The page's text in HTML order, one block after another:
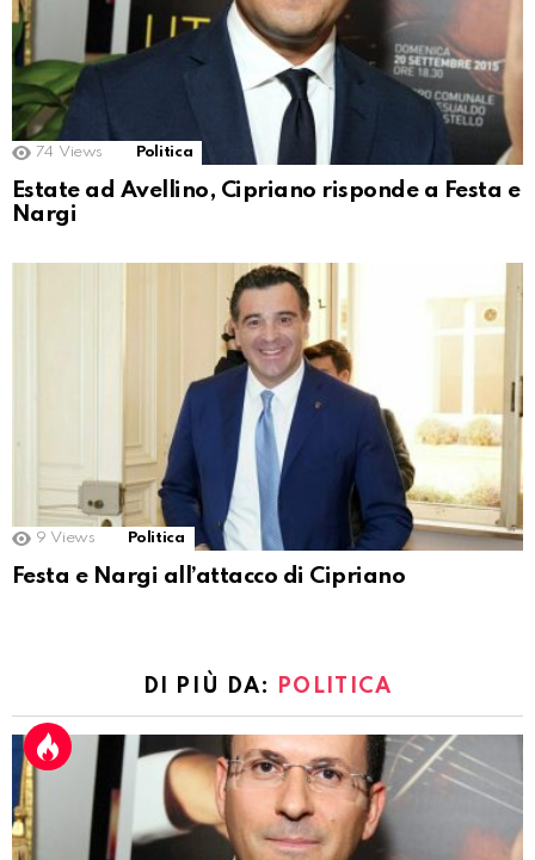
74 Views Politica
Estate ad Avellino, Cipriano risponde a Festa e
Nargi
9 Views Politica
Festa e Nargi all’attacco di Cipriano
DI PIÙ DA: POLITICA